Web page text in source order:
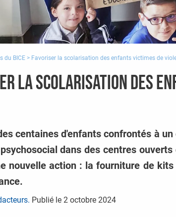
du BICE > Favoriser la scolarisation des enfants victimes de
la scolarisation des
centaines d'enfants confrontés à
dans des centres
nouvelle action : la fourniture de
Publié le 2 octobre 2024